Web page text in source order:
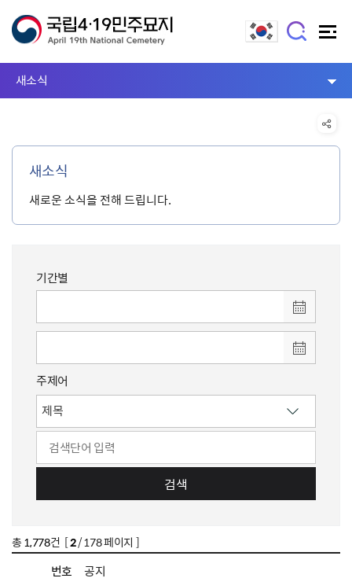
새소식
새소식
새로운 소식을 전해 드립니다.
기간별
주제어
검색
총 1,778건 [2/ 178 페이지 ]
번호
공지